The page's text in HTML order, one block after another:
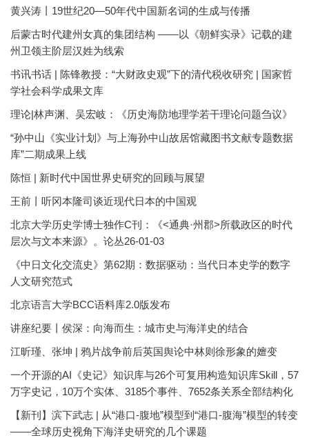
黄兴涛丨19世纪20—50年代中国新名词的生成与传播
后蒙古时代建州女真的集团结构 ——以《朝鲜实录》记载的建
州卫领主阶层汉姓为线索
书讯书话 | 陈锋教授：“大财政史观”下的清代税收研究 | 国家哲
学社会科学成果文库
理论|林声渊、吴宏岐：《历史海防地理学若干理论问题刍议》
“孙中山《实业计划》与上海孙中山故居馆藏图书文献专题数据
库”二期成果上线
陈恒 | 新时代中国世界史研究的回顾与展望
王前丨听冈本隆司谈近现代日本的中国观
北京大学历史学博士独作C刊：《<通典·州郡>所载政区的时代
层次与文本来源》。论丛26-01-03
《中日文化交流史》第62期：数据驱动：当代日本史学的数字
人文研究范式
北京语言大学BCC语料库2.0版发布
讲座纪要丨侯深：向海而生：城市史与海洋史的结合
江昕瑾、张坤 | 鸦片战争前后英国舆论中林则徐形象的嬗变
一个开源的AI《史记》知识库与26个可复用构造知识库Skill，57
万字史记，10万个实体、3185个事件、7652条关系全部结构化
【新刊】滨下武志 | 从“港口-腹地”模型到“港口-腹海”模型的转变
——全球历史视角下海洋史研究的几个课题